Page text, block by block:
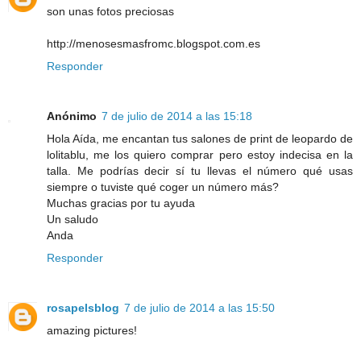
son unas fotos preciosas
http://menosesmasfromc.blogspot.com.es
Responder
Anónimo 7 de julio de 2014 a las 15:18
Hola Aída, me encantan tus salones de print de leopardo de
lolitablu, me los quiero comprar pero estoy indecisa en la
talla. Me podrías decir sí tu llevas el número qué usas
siempre o tuviste qué coger un número más?
Muchas gracias por tu ayuda
Un saludo
Anda
Responder
rosapelsblog 7 de julio de 2014 a las 15:50
amazing pictures!